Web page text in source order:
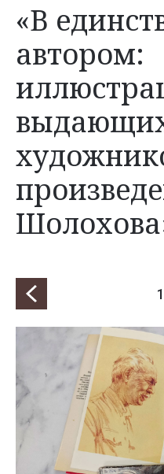
«В
автором:
1